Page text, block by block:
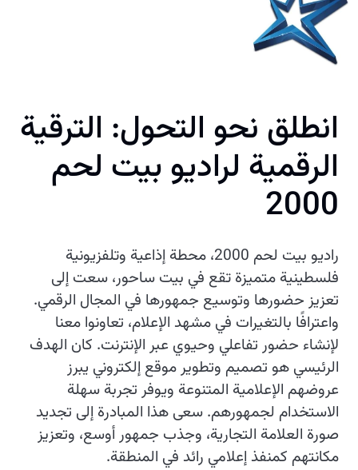
انطلق نحو التحول: الترقية
الرقمية لراديو بيت لحم
2000
راديو بيت لحم 2000، محطة إذاعية وتلفزيونية
فلسطينية متميزة تقع في بيت ساحور، سعت إلى
تعزيز حضورها وتوسيع جمهورها في المجال الرقمي.
واعترافًا بالتغيرات في مشهد الإعلام، تعاونوا معنا
لإنشاء حضور تفاعلي وحيوي عبر الإنترنت. كان الهدف
الرئيسي هو تصميم وتطوير موقع إلكتروني يبرز
عروضهم الإعلامية المتنوعة ويوفر تجربة سهلة
الاستخدام لجمهورهم. سعى هذا المبادرة إلى تجديد
صورة العلامة التجارية، وجذب جمهور أوسع، وتعزيز
مكانتهم كمنفذ إعلامي رائد في المنطقة.